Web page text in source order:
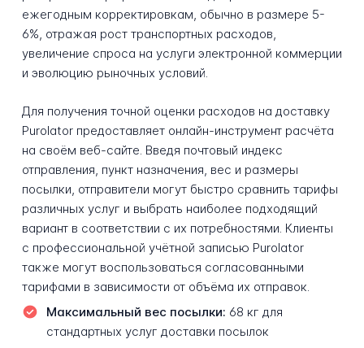
ежегодным корректировкам, обычно в размере 5-
6%, отражая рост транспортных расходов,
увеличение спроса на услуги электронной коммерции
и эволюцию рыночных условий.
Для получения точной оценки расходов на доставку
Purolator предоставляет онлайн-инструмент расчёта
на своём веб-сайте. Введя почтовый индекс
отправления, пункт назначения, вес и размеры
посылки, отправители могут быстро сравнить тарифы
различных услуг и выбрать наиболее подходящий
вариант в соответствии с их потребностями. Клиенты
с профессиональной учётной записью Purolator
также могут воспользоваться согласованными
тарифами в зависимости от объёма их отправок.
Максимальный вес посылки: 68 кг для
стандартных услуг доставки посылок